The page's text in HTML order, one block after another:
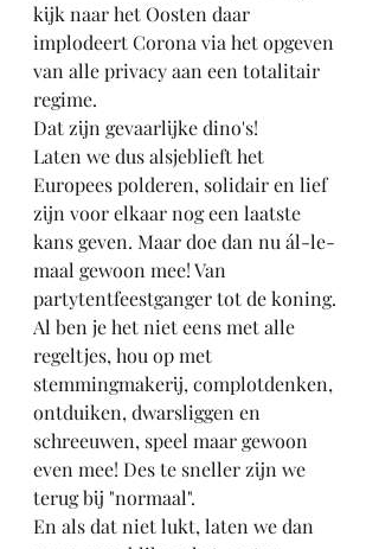
kijk naar het Oosten daar
implodeert Corona via het opgeven
van alle privacy aan een totalitair
regime.
Dat zijn gevaarlijke dino's!
Laten we dus alsjeblieft het
Europees polderen, solidair en lief
zijn voor elkaar nog een laatste
kans geven. Maar doe dan nu ál-le-
maal gewoon mee! Van
partytentfeestganger tot de koning.
Al ben je het niet eens met alle
regeltjes, hou op met
stemmingmakerij, complotdenken,
ontduiken, dwarsliggen en
schreeuwen, speel maar gewoon
even mee! Des te sneller zijn we
terug bij "normaal".
En als dat niet lukt, laten we dan